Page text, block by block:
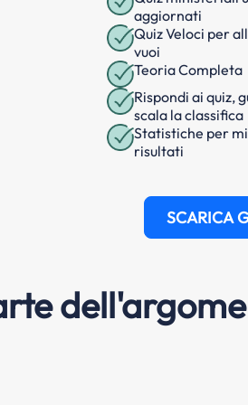
aggiornati
Quiz Veloci per
vuoi
Teoria Completa
Rispondi ai quiz,
scala la classifica
Statistiche per
risultati
SCARICA